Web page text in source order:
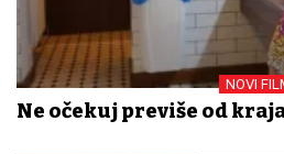
NOVI
Ne očekuj previše od